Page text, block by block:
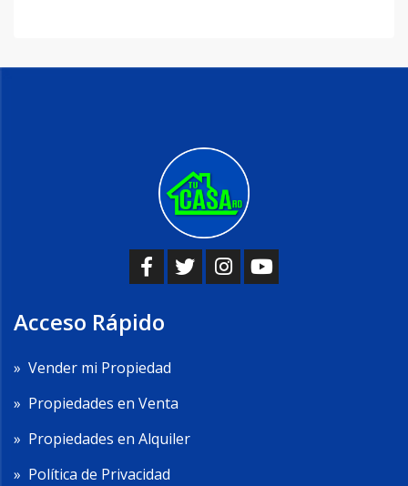
Acceso Rápido
» Vender mi Propiedad
» Propiedades en Venta
» Propiedades en Alquiler
» Política de Privacidad